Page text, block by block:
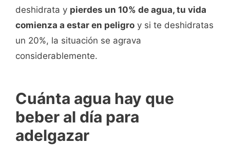
deshidrata y pierdes un 10% de agua, tu vida
comienza a estar en peligro y si te deshidratas
un 20%, la situación se agrava
considerablemente.
Cuánta agua hay que
beber al día para
adelgazar